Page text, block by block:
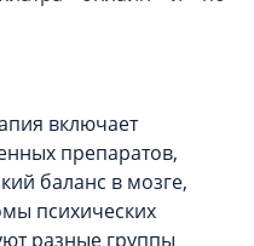
включает
препаратов,
баланс в мозге,
психических
разные группы